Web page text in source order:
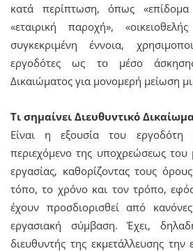
κατά περίπτωση, όπως «επίδομα
«εταιρική παροχή»,
συγκεκριμένη έννοια,
εργοδότες ως το μέσο
Δικαιώματος για μονομερή μείωση
Τι σημαίνει Διευθυντικό
Είναι η εξουσία του εργοδότη
περιεχόμενο της υποχρεώσεως
εργασίας, καθορίζοντας τους
τόπο, το χρόνο και τον τρόπο,
έχουν προσδιορισθεί από
εργασιακή σύμβαση. Έχει,
διευθυντής της εκμετάλλευσης την